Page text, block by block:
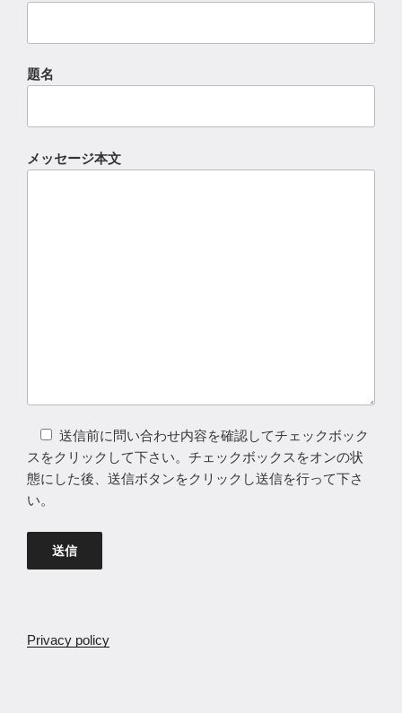
題名
メッセージ本文
送信前に問い合わせ内容を確認してチェックボック
スをクリックして下さい。チェックボックスをオンの状
態にした後、送信ボタンをクリックし送信を行って下さ
い。
Privacy policy